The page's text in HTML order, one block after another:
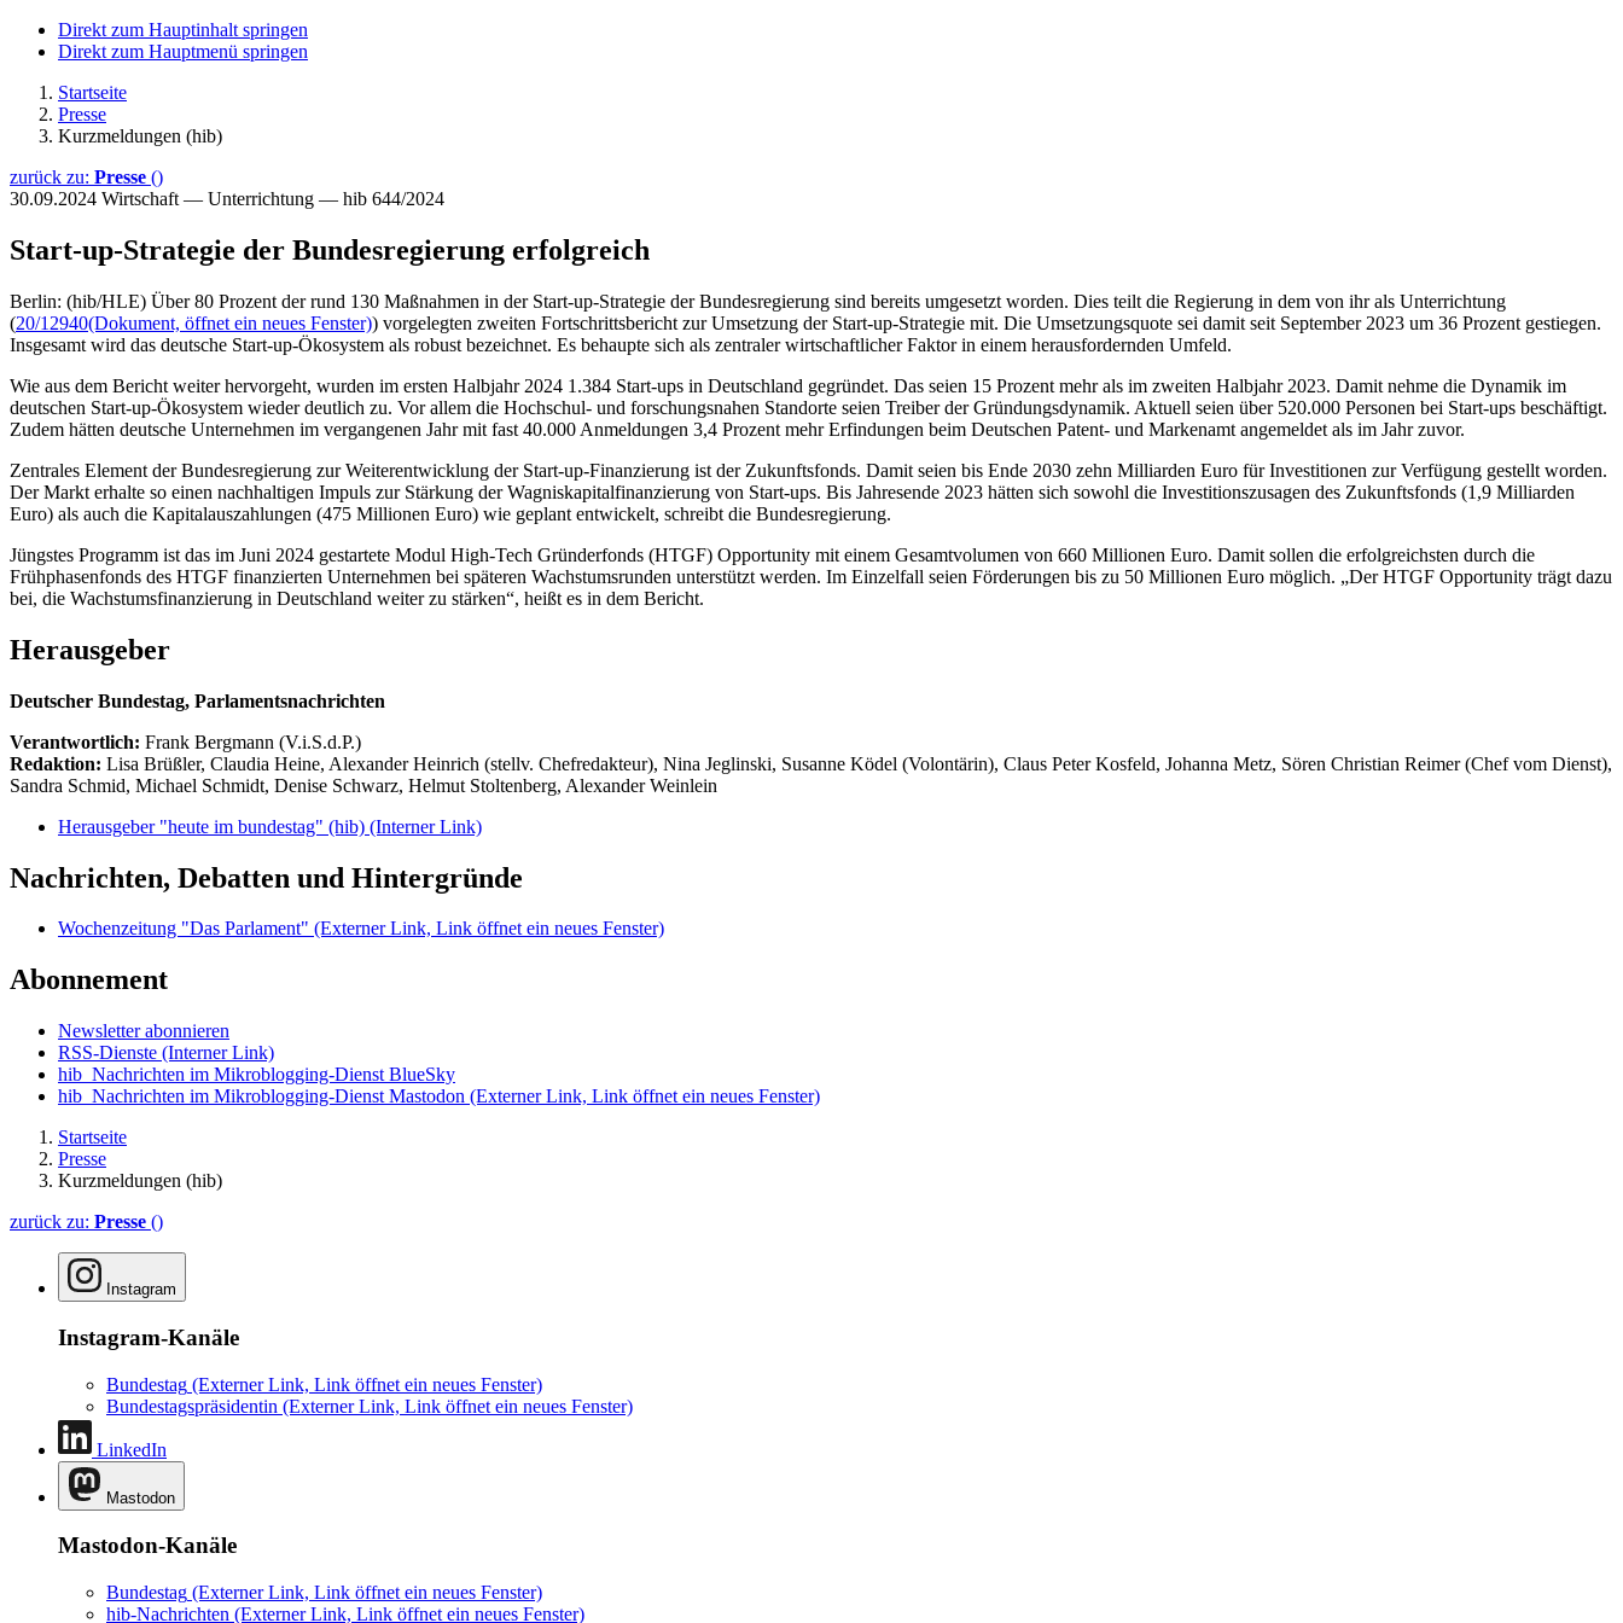
Direkt zum Hauptinhalt springen
Direkt zum Hauptmenü springen
Startseite
Presse
Kurzmeldungen (hib)
zurück zu: Presse ()
30.09.2024 Wirtschaft — Unterrichtung — hib 644/2024
Start-up-Strategie der Bundesregierung erfolgreich
Berlin: (hib/HLE) Über 80 Prozent der rund 130 Maßnahmen in der Start-up-Strategie der Bundesregierung sind bereits umgesetzt worden. Dies teilt die Regierung in dem von ihr als Unterrichtung
(20/12940(Dokument, öffnet ein neues Fenster)) vorgelegten zweiten Fortschrittsbericht zur Umsetzung der Start-up-Strategie mit. Die Umsetzungsquote sei damit seit September 2023 um 36 Prozent gestiegen.
Insgesamt wird das deutsche Start-up-Ökosystem als robust bezeichnet. Es behaupte sich als zentraler wirtschaftlicher Faktor in einem herausfordernden Umfeld.
Wie aus dem Bericht weiter hervorgeht, wurden im ersten Halbjahr 2024 1.384 Start-ups in Deutschland gegründet. Das seien 15 Prozent mehr als im zweiten Halbjahr 2023. Damit nehme die Dynamik im
deutschen Start-up-Ökosystem wieder deutlich zu. Vor allem die Hochschul- und forschungsnahen Standorte seien Treiber der Gründungsdynamik. Aktuell seien über 520.000 Personen bei Start-ups beschäftigt.
Zudem hätten deutsche Unternehmen im vergangenen Jahr mit fast 40.000 Anmeldungen 3,4 Prozent mehr Erfindungen beim Deutschen Patent- und Markenamt angemeldet als im Jahr zuvor.
Zentrales Element der Bundesregierung zur Weiterentwicklung der Start-up-Finanzierung ist der Zukunftsfonds. Damit seien bis Ende 2030 zehn Milliarden Euro für Investitionen zur Verfügung gestellt worden.
Der Markt erhalte so einen nachhaltigen Impuls zur Stärkung der Wagniskapitalfinanzierung von Start-ups. Bis Jahresende 2023 hätten sich sowohl die Investitionszusagen des Zukunftsfonds (1,9 Milliarden
Euro) als auch die Kapitalauszahlungen (475 Millionen Euro) wie geplant entwickelt, schreibt die Bundesregierung.
Jüngstes Programm ist das im Juni 2024 gestartete Modul High-Tech Gründerfonds (HTGF) Opportunity mit einem Gesamtvolumen von 660 Millionen Euro. Damit sollen die erfolgreichsten durch die
Frühphasenfonds des HTGF finanzierten Unternehmen bei späteren Wachstumsrunden unterstützt werden. Im Einzelfall seien Förderungen bis zu 50 Millionen Euro möglich. „Der HTGF Opportunity trägt dazu
bei, die Wachstumsfinanzierung in Deutschland weiter zu stärken“, heißt es in dem Bericht.
Herausgeber
Deutscher Bundestag, Parlamentsnachrichten
Verantwortlich: Frank Bergmann (V.i.S.d.P.)
Redaktion: Lisa Brüßler, Claudia Heine, Alexander Heinrich (stellv. Chefredakteur), Nina Jeglinski, Susanne Ködel (Volontärin), Claus Peter Kosfeld, Johanna Metz, Sören Christian Reimer (Chef vom Dienst),
Sandra Schmid, Michael Schmidt, Denise Schwarz, Helmut Stoltenberg, Alexander Weinlein
Herausgeber "heute im bundestag" (hib) (Interner Link)
Nachrichten, Debatten und Hintergründe
Wochenzeitung "Das Parlament" (Externer Link, Link öffnet ein neues Fenster)
Abonnement
Newsletter abonnieren
RSS-Dienste (Interner Link)
hib_Nachrichten im Mikroblogging-Dienst BlueSky
hib_Nachrichten im Mikroblogging-Dienst Mastodon (Externer Link, Link öffnet ein neues Fenster)
Startseite
Presse
Kurzmeldungen (hib)
zurück zu: Presse ()
Instagram
Instagram-Kanäle
Bundestag (Externer Link, Link öffnet ein neues Fenster)
Bundestagspräsidentin (Externer Link, Link öffnet ein neues Fenster)
LinkedIn
Mastodon
Mastodon-Kanäle
Bundestag (Externer Link, Link öffnet ein neues Fenster)
hib-Nachrichten (Externer Link, Link öffnet ein neues Fenster)